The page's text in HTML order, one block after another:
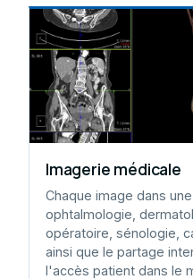
Imagerie médicale
Chaque image dans
ophtalmologie,
opératoire, sénologie,
ainsi que le partage
l'accès patient dans le